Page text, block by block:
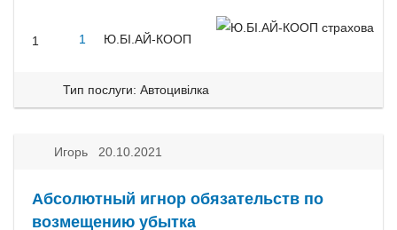
1 1 Ю.БІ.АЙ-КООП
Тип послуги: Автоцивілка
Игорь 20.10.2021
Абсолютный игнор обязательств по
возмещению убытка